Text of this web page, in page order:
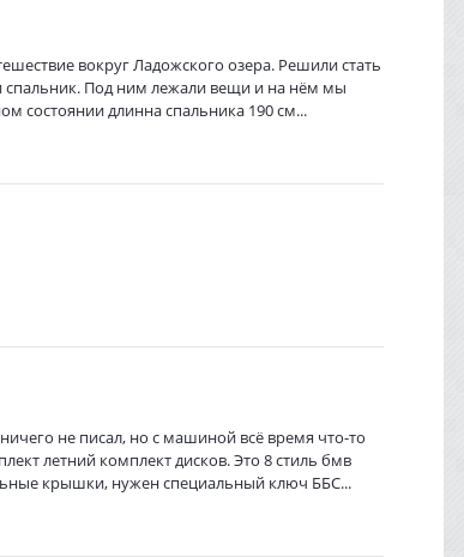
вокруг Ладожского озера. Решили стать
спальник. Под ним лежали вещи и на нём мы
состоянии длинна спальника 190 см...
не писал, но с машиной всё время что-то
летний комплект дисков. Это 8 стиль бмв
крышки, нужен специальный ключ ББС...